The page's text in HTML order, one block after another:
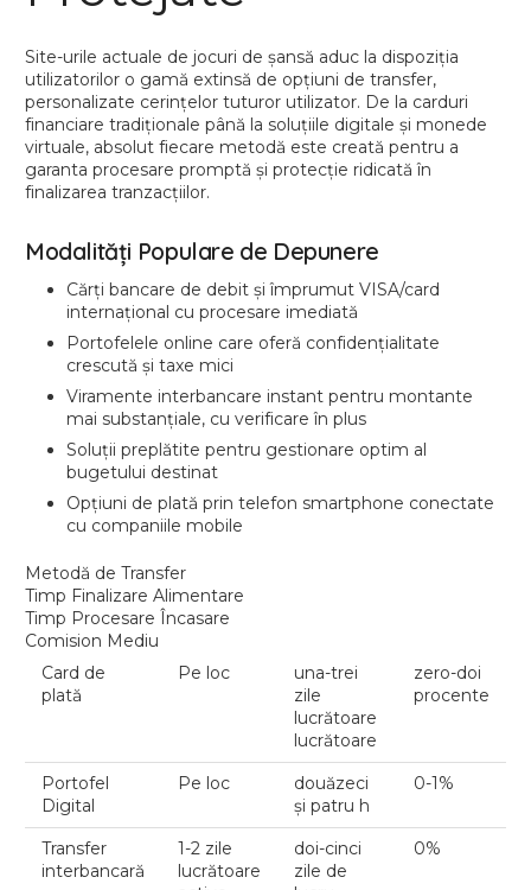
Site-urile actuale de jocuri de șansă aduc la dispoziția
utilizatorilor o gamă extinsă de opțiuni de transfer,
personalizate cerințelor tuturor utilizator. De la carduri
financiare tradiționale până la soluțiile digitale și monede
virtuale, absolut fiecare metodă este creată pentru a
garanta procesare promptă și protecție ridicată în
finalizarea tranzacțiilor.
Modalități Populare de Depunere
Cărți bancare de debit și împrumut VISA/card
internațional cu procesare imediată
Portofelele online care oferă confidențialitate
crescută și taxe mici
Viramente interbancare instant pentru montante
mai substanțiale, cu verificare în plus
Soluții preplătite pentru gestionare optim al
bugetului destinat
Opțiuni de plată prin telefon smartphone conectate
cu companiile mobile
Metodă de Transfer
Timp Finalizare Alimentare
Timp Procesare Încasare
Comision Mediu
Card de
plată
Pe loc
una-trei
zile
lucrătoare
lucrătoare
zero-doi
procente
Portofel
Digital
Pe loc
douăzeci
și patru h
0-1%
Transfer
interbancară
1-2 zile
lucrătoare
doi-cinci
zile de
0%